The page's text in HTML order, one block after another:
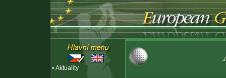
• Aktuality